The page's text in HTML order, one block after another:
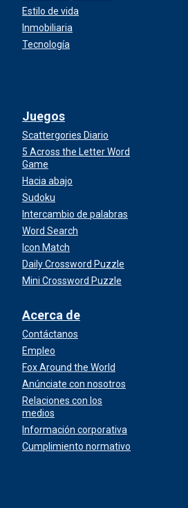
Estilo de vida
Inmobiliaria
Tecnología
Juegos
Scattergories Diario
5 Across the Letter Word
Game
Hacia abajo
Sudoku
Intercambio de palabras
Word Search
Icon Match
Daily Crossword Puzzle
Mini Crossword Puzzle
Acerca de
Contáctanos
Empleo
Fox Around the World
Anúnciate con nosotros
Relaciones con los
medios
Información corporativa
Cumplimiento normativo